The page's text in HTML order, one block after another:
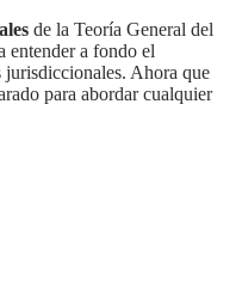
de la Teoría General del
entender a fondo el
Ahora que
para abordar cualquier